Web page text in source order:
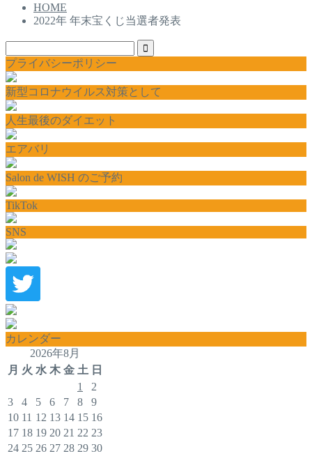
HOME
2022年 年末宝くじ当選者発表
プライバシーポリシー
新型コロナウイルス対策として
人生最後のダイエット
エアバリ
Salon de WISH のご予約
TikTok
SNS
カレンダー
2026年8月
月 火 水 木 金 土 日
1
2
3
4 5 6 7 8
9
10 11 12 13 14 15 16
17 18 19 20 21 22 23
24 25 26 27 28 29 30